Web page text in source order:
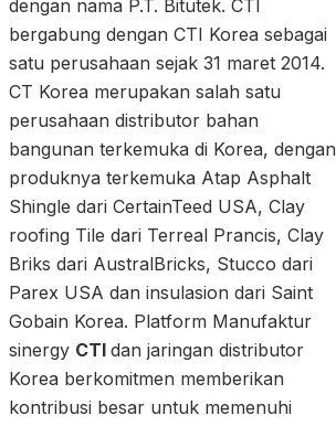
dengan nama P.T. Bitutek. CTI
bergabung dengan CTI Korea sebagai
satu perusahaan sejak 31 maret 2014.
CT Korea merupakan salah satu
perusahaan distributor bahan
bangunan terkemuka di Korea, dengan
produknya terkemuka Atap Asphalt
Shingle dari CertainTeed USA, Clay
roofing Tile dari Terreal Prancis, Clay
Briks dari AustralBricks, Stucco dari
Parex USA dan insulasion dari Saint
Gobain Korea. Platform Manufaktur
sinergy CTI dan jaringan distributor
Korea berkomitmen memberikan
kontribusi besar untuk memenuhi